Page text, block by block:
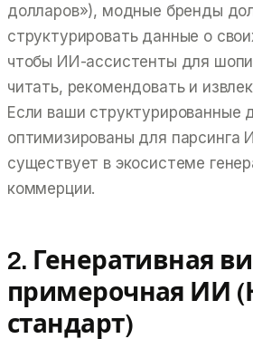
долларов»), модные бренды
структурировать данные о
чтобы ИИ-ассистенты для
читать, рекомендовать и
Если ваши структурированные
оптимизированы для парсинга
существует в экосистеме
коммерции.
2. Генеративная
примерочная ИИ
стандарт)